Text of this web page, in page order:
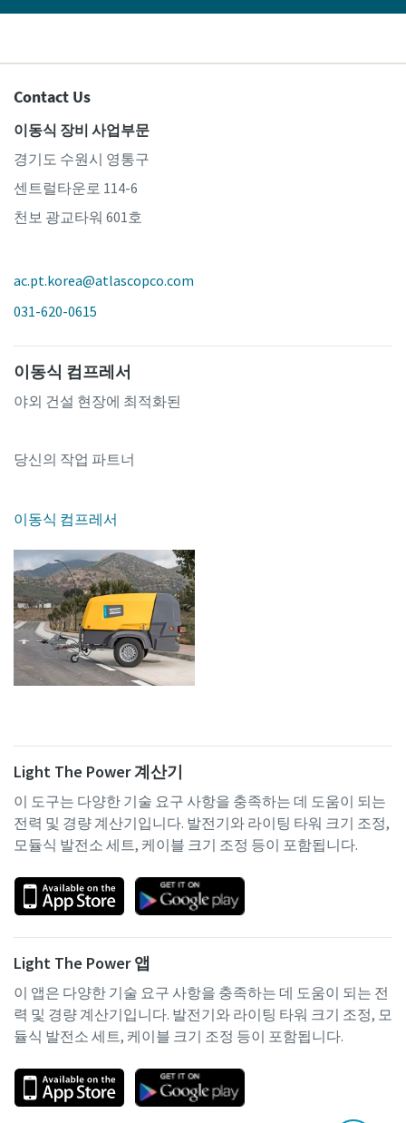
Contact Us
이동식 장비 사업부문
경기도 수원시 영통구
센트럴타운로 114-6
천보 광교타워 601호
ac.pt.korea@atlascopco.com
031-620-0615
이동식 컴프레서
야외 건설 현장에 최적화된
당신의 작업 파트너
이동식 컴프레서
Light The Power 계산기
이 도구는 다양한 기술 요구 사항을 충족하는 데 도움이 되는
전력 및 경량 계산기입니다. 발전기와 라이팅 타워 크기 조정,
모듈식 발전소 세트, 케이블 크기 조정 등이 포함됩니다.
Light The Power 앱
이 앱은 다양한 기술 요구 사항을 충족하는 데 도움이 되는 전
력 및 경량 계산기입니다. 발전기와 라이팅 타워 크기 조정, 모
듈식 발전소 세트, 케이블 크기 조정 등이 포함됩니다.